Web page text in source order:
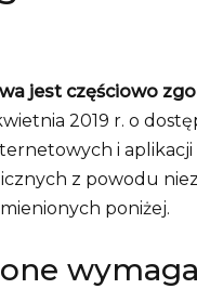
jest częściowo
2019 r. o
i
z powodu
poniżej.